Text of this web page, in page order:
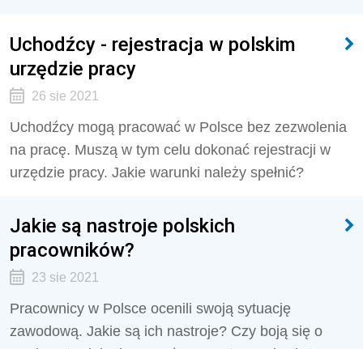
Uchodźcy - rejestracja w polskim
urzędzie pracy
26 sie 2021
Uchodźcy mogą pracować w Polsce bez zezwolenia
na pracę. Muszą w tym celu dokonać rejestracji w
urzędzie pracy. Jakie warunki należy spełnić?
Jakie są nastroje polskich
pracowników?
23 sie 2021
Pracownicy w Polsce ocenili swoją sytuację
zawodową. Jakie są ich nastroje? Czy boją się o